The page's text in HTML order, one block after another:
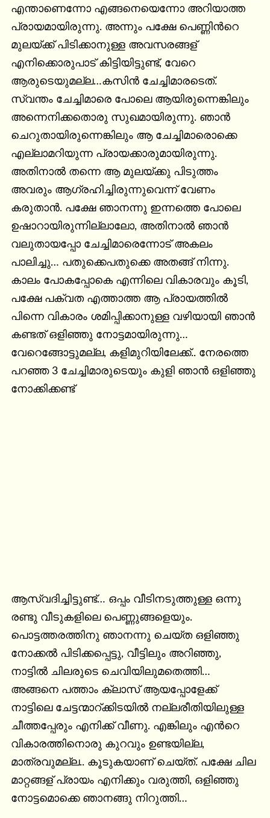
എന്താണെന്നോ എങ്ങനെയെന്നോ അറിയാത്ത
പ്രായമായിരുന്നു. അന്നും പക്ഷേ പെണ്ണിന്‍റെ
മുലയ്ക്ക് പിടിക്കാനുള്ള അവസരങ്ങള്
എനിക്കൊരുപാട് കിട്ടിയിട്ടുണ്ട്, വേറെ
ആരുടെയുമല്ല…കസിന്‍ ചേച്ചിമാരടെത്.
സ്വന്തം ചേച്ചിമാരെ പോലെ ആയിരുന്നെങ്കിലും
അന്നെനിക്കതൊരു സുഖമായിരുന്നു. ഞാന്‍
ചെറുതായിരുന്നെങ്കിലും ആ ചേച്ചിമാരൊക്കെ
എല്ലാമറിയുന്ന പ്രായക്കാരുമായിരുന്നു.
അതിനാല്‍ തന്നെ ആ മുലയ്ക്കു പിടുത്തം
അവരും ആഗ്രഹിച്ചിരുന്നുവെന്ന് വേണം
കരുതാന്‍. പക്ഷേ ഞാനന്നു ഇന്നത്തെ പോലെ
ഉഷാറായിരുന്നില്ലാലോ, അതിനാല്‍ ഞാന്‍
വലുതായപ്പോ ചേച്ചിമാരെന്നോട് അകലം
പാലിച്ചു… പതുക്കെപതുക്കെ അതങ്ങ് നിന്നു.
കാലം പോകപ്പോകെ എന്നിലെ വികാരവും കൂടി,
പക്ഷേ പക്വത എത്താത്ത ആ പ്രായത്തില്‍
പിന്നെ വികാരം ശമിപ്പിക്കാനുള്ള വഴിയായി ഞാന്‍
കണ്ടത് ഒളിഞ്ഞു നോട്ടമായിരുന്നു…
വേറെങ്ങോട്ടുമല്ല, കളിമുറിയിലേക്ക്.. നേരത്തെ
പറഞ്ഞ 3 ചേച്ചിമാരുടെയും കുളി ഞാന്‍ ഒളിഞ്ഞു
നോക്കിക്കണ്ട്
ആസ്വദിച്ചിട്ടുണ്ട്… ഒപ്പം വീടിനടുത്തുള്ള ഒന്നു
രണ്ടു വീടുകളിലെ പെണ്ണുങ്ങളെയും.
പൊട്ടത്തരത്തിനു ഞാനന്നു ചെയ്ത ഒളിഞ്ഞു
നോക്കല്‍ പിടിക്കപ്പെട്ടു, വീട്ടിലും അറിഞ്ഞു,
നാട്ടില്‍ ചിലരുടെ ചെവിയിലുമതെത്തി…
അങ്ങനെ പത്താം ക്ലാസ് ആയപ്പോളേക്ക്
നാട്ടിലെ ചേട്ടന്മാറ്ക്കിടയില്‍ നല്ലരീതിയിലുള്ള
ചീത്തപ്പേരും എനിക്ക് വീണു. എങ്കിലും എന്‍റെ
വികാരത്തിനൊരു കുറവും ഉണ്ടയില്ല,
മാത്രവുമല്ല.. കൂടുകയാണ് ചെയ്ത്. പക്ഷേ ചില
മാറ്റങ്ങള് പ്രായം എനിക്കും വരുത്തി, ഒളിഞ്ഞു
നോട്ടമൊക്കെ ഞാനങ്ങു നിറുത്തി…